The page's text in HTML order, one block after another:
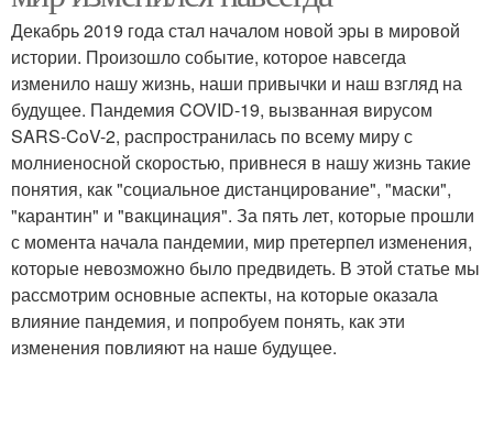
Декабрь 2019 года стал началом новой эры в мировой
истории. Произошло событие, которое навсегда
изменило нашу жизнь, наши привычки и наш взгляд на
будущее. Пандемия COVID-19, вызванная вирусом
SARS-CoV-2, распространилась по всему миру с
молниеносной скоростью, привнеся в нашу жизнь такие
понятия, как "социальное дистанцирование", "маски",
"карантин" и "вакцинация". За пять лет, которые прошли
с момента начала пандемии, мир претерпел изменения,
которые невозможно было предвидеть. В этой статье мы
рассмотрим основные аспекты, на которые оказала
влияние пандемия, и попробуем понять, как эти
изменения повлияют на наше будущее.